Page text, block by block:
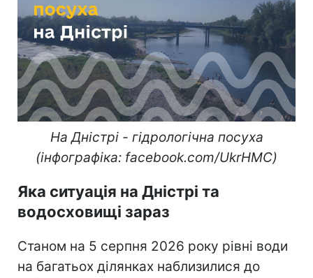
На Дністрі - гідрологічна посуха
(інфографіка: facebook.com/UkrHMC)
Яка ситуація на Дністрі та
водосховищі зараз
Станом на 5 серпня 2026 року рівні води
на багатьох ділянках наблизилися до